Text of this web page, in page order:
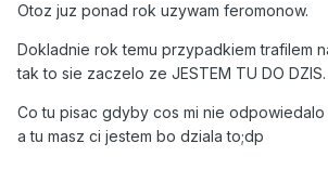
Otoz juz ponad rok uzywam feromonow.
Dokladnie rok temu przypadkiem trafilem
tak to sie zaczelo ze JESTEM TU DO DZIS.
Co tu pisac gdyby cos mi nie
a tu masz ci jestem bo dziala to;dp